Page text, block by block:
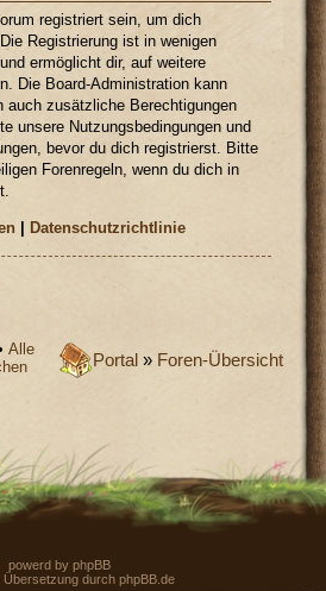
registriert sein, um dich
Registrierung ist in wenigen
ermöglicht dir, auf weitere
Die Board-Administration kann
auch zusätzliche Berechtigungen
unsere Nutzungsbedingungen und
bevor du dich registrierst. Bitte
Forenregeln, wenn du dich in
Datenschutzrichtlinie
Portal » Foren-Übersicht
Alle
powerd by phpBB
Übersetzung durch phpBB.de